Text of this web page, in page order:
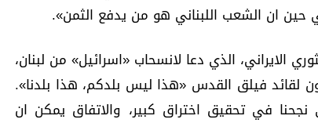
حين ان الشعب اللبناني هو من يدفع الثمن».
الايراني، الذي دعا لانسحاب «اسرائيل» من لبنان،
لقائد فيلق القدس «هذا ليس بلدكم، هذا بلدنا».
في تحقيق اختراق كبير، والاتفاق يمكن ان